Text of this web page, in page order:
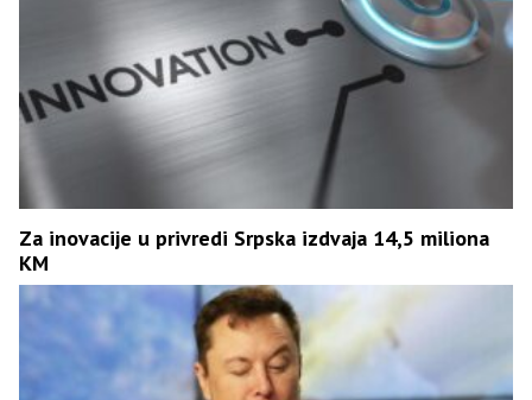
Za inovacije u privredi Srpska izdvaja 14,5 miliona
KM